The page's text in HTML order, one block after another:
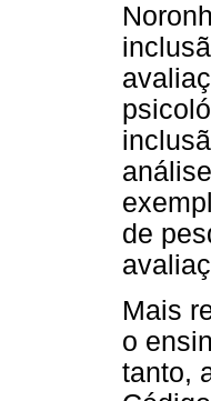
de
Mais
o
tanto,